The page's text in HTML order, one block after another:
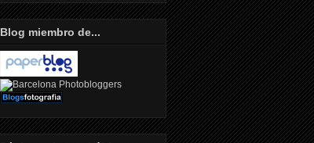
Blog miembro de...